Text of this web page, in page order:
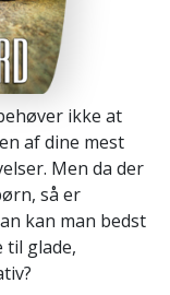
ikke at
af dine mest
Men da der
så er
kan man bedst
til glade,